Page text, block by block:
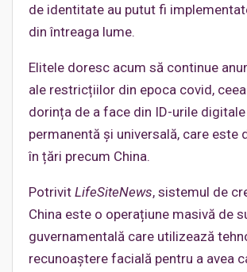
de identitate au putut fi
din întreaga lume.
Elitele doresc acum să continue
ale restricțiilor din epoca covid,
dorința de a face din ID-urile
permanentă și universală, care este
în țări precum China.
Potrivit LifeSiteNews, sistemul de
China este o operațiune masivă de
guvernamentală care utilizează
recunoaștere facială pentru a avea